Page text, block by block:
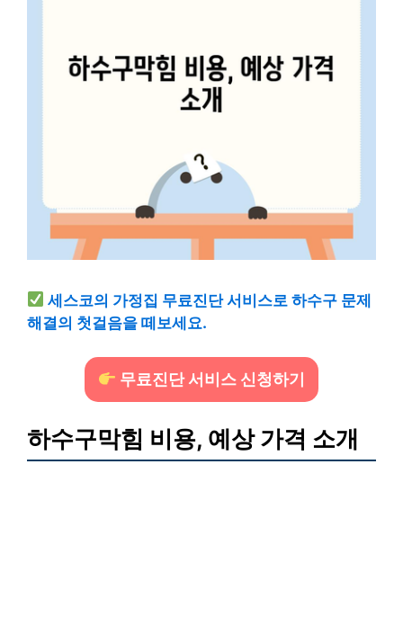
세스코의 가정집 무료진단 서비스로 하수구 문제
해결의 첫걸음을 떼보세요.
무료진단 서비스 신청하기
하수구막힘 비용, 예상 가격 소개